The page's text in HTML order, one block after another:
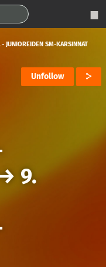
JUNIOREIDEN SM-KARSINNAT
Unfollow
9.